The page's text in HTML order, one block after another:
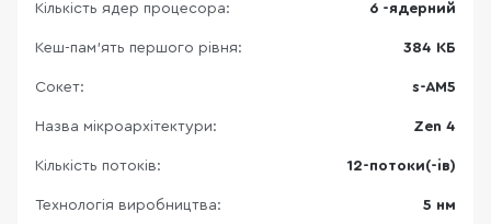
Кількість ядер процесора: 6 -ядерний
Кеш-пам’ять першого рівня: 384 КБ
Сокет: s-AM5
Назва мікроархітектури: Zen 4
Кількість потоків: 12-потоки(-ів)
Технологія виробництва: 5 нм